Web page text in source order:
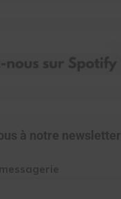
à notre newsletter